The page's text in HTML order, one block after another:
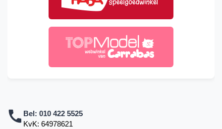
Bel: 010 422 5525
KvK: 64978621